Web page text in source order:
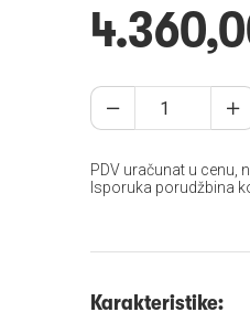
PDV uračunat u cenu,
Isporuka porudžbina
Karakteristike: